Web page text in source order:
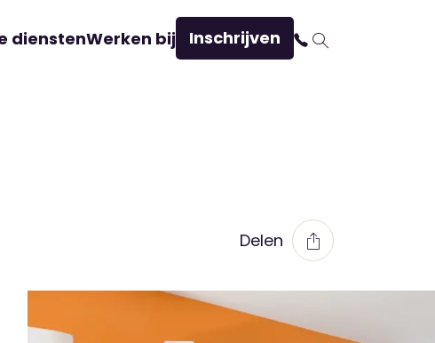
dienstenWerken bij Inschrijven
Delen